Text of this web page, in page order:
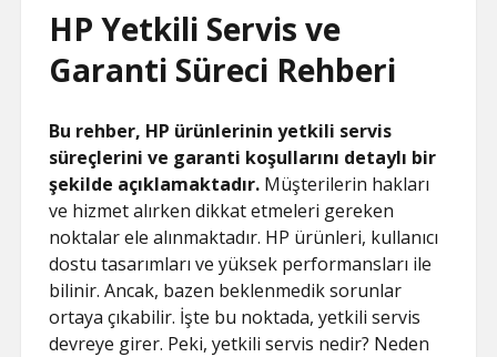
IPHONE
LINKEDIN BEĞENI KASMA PARASIZ
LISTE
SAYFA LISTESI
HP Yetkili Servis ve
Garanti Süreci Rehberi
Bu rehber, HP ürünlerinin yetkili servis
süreçlerini ve garanti koşullarını detaylı bir
şekilde açıklamaktadır. Müşterilerin hakları
ve hizmet alırken dikkat etmeleri gereken
noktalar ele alınmaktadır. HP ürünleri, kullanıcı
dostu tasarımları ve yüksek performansları ile
bilinir. Ancak, bazen beklenmedik sorunlar
ortaya çıkabilir. İşte bu noktada, yetkili servis
devreye girer. Peki, yetkili servis nedir? Neden